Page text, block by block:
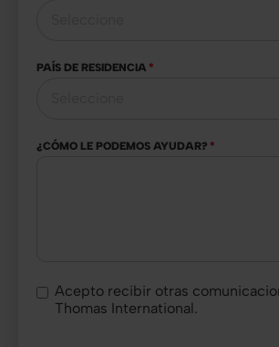
PAÍS DE RESIDENCIA *
¿CÓMO LE PODEMOS AYUDAR? *
Acepto recibir otras
Thomas International.